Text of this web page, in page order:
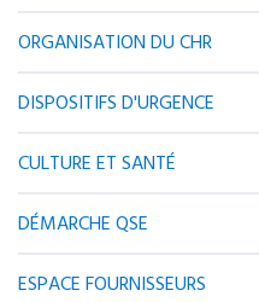
ORGANISATION DU CHR
DISPOSITIFS D'URGENCE
CULTURE ET SANTÉ
DÉMARCHE QSE
ESPACE FOURNISSEURS